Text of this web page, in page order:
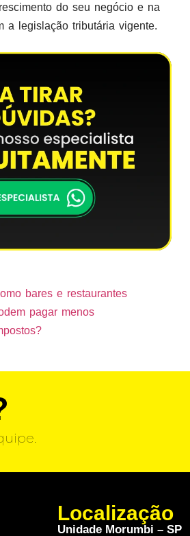
do seu negócio e na
a legislação tributária vigente.
bares e restaurantes
pagar menos
Localização
Unidade Morumbi – SP